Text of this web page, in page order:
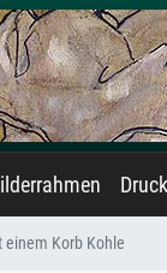
einem Korb Kohle